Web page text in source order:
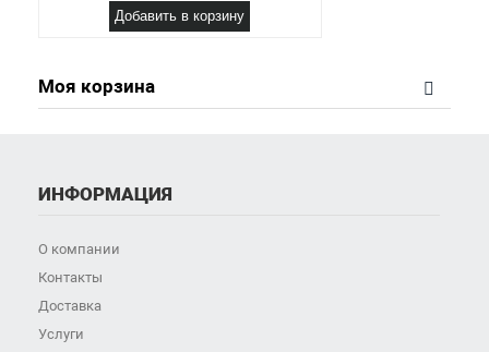
Добавить в корзину
Моя корзина
ИНФОРМАЦИЯ
О компании
Контакты
Доставка
Услуги